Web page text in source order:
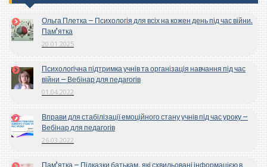
Ольга Плетка – Психологія для всіх на кожен день під час війни.
Пам’ятка
20.01.2025
Психологічна підтримка учнів та організація навчання під час
війни – Вебінар для педагогів
01.04.2022
Вправи для стабілізації емоційного стану учнів під час уроку –
Вебінар для педагогів
26.03.2022
Пам’ятка – Підказки батькам, які схвильовані інформацією в